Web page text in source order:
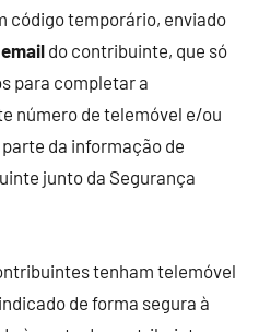
código temporário, enviado
email do contribuinte, que só
para completar a
número de telemóvel e/ou
da informação de
junto da Segurança
tenham telemóvel
de forma segura à